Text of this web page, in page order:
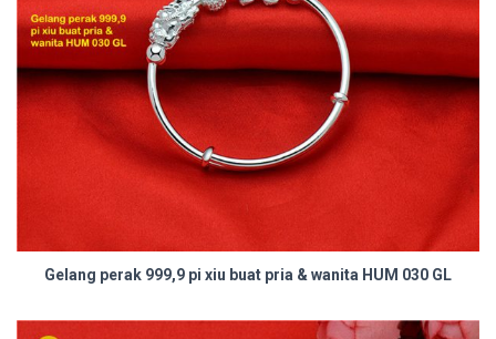
Gelang perak 999,9 pi xiu buat pria & wanita HUM 030 GL